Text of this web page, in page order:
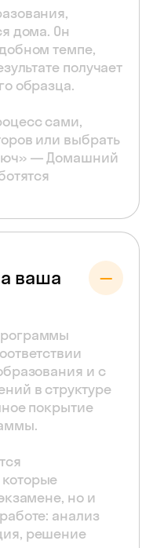
дома. Он
темпе,
получает
образца.
сами,
или выбрать
— Домашний
ваша
и с
в структуре
покрытие
но и
анализ
решение